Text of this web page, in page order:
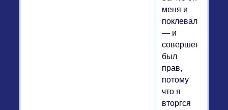
меня и
поклевал
— и
совершенно
был
прав,
потому
что я
вторгся